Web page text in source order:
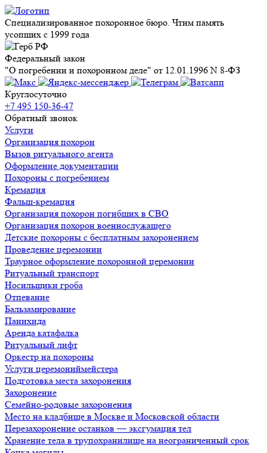
Специализированное похоронное бюро. Чтим память
усопших с 1999 года
Федеральный закон
"О погребении и похоронном деле" от 12.01.1996 N 8-ФЗ
Круглосуточно
+7 495 150-36-47
Обратный звонок
Услуги
Организация похорон
Вызов ритуального агента
Оформление документации
Похороны с погребением
Кремация
Фальш-кремация
Организация похорон погибших в СВО
Организация похорон военнослужащего
Детские похороны с бесплатным захоронением
Проведение церемонии
Траурное оформление похоронной церемонии
Ритуальный транспорт
Носильщики гроба
Отпевание
Бальзамирование
Панихида
Аренда катафалка
Ритуальный лифт
Оркестр на похороны
Услуги церемониймейстера
Подготовка места захоронения
Захоронение
Семейно-родовые захоронения
Место на кладбище в Москве и Московской области
Перезахоронение останков — эксгумация тел
Хранение тела в трупохранилище на неограниченный срок